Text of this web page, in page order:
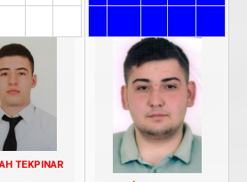
TEKPINAR